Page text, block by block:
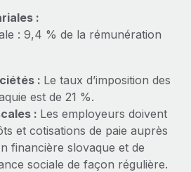
:
: 9,4 % de la rémunération
: Le taux d’imposition des
est de 21 %.
: Les employeurs doivent
et cotisations de paie auprès
financière slovaque et de
sociale de façon régulière.